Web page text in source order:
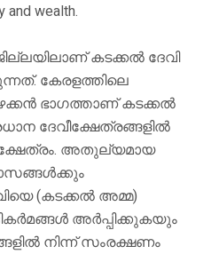
and wealth.
കടക്കൽ ദേവി
കേരളത്തിലെ
ഭാഗത്താണ് കടക്കൽ
ദേവീക്ഷേത്രങ്ങളിൽ
അതുല്യമായ
(കടക്കൽ അമ്മ)
അർപ്പിക്കുകയും
നിന്ന് സംരക്ഷണം